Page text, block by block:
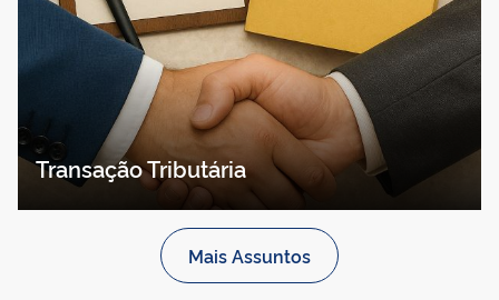
Transação Tributária
Mais Assuntos